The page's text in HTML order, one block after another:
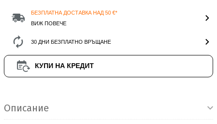
БЕЗПЛАТНА ДОСТАВКА НАД 50 €*
ВИЖ ПОВЕЧЕ
30 ДНИ БЕЗПЛАТНО ВРЪЩАНЕ
КУПИ НА КРЕДИТ
Описание